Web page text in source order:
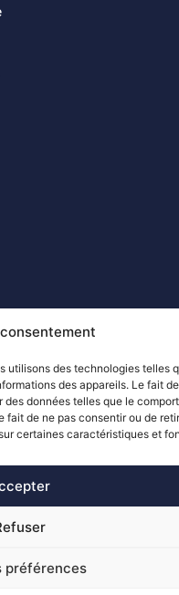
utilisons des technologies telles
des appareils. Le fait
données telles que le
fait de ne pas consentir ou de
certaines caractéristiques et
préférences